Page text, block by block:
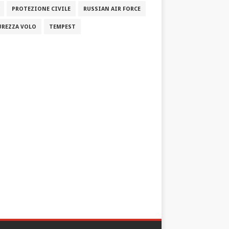
PROTEZIONE CIVILE RUSSIAN AIR FORCE
VOLO TEMPEST